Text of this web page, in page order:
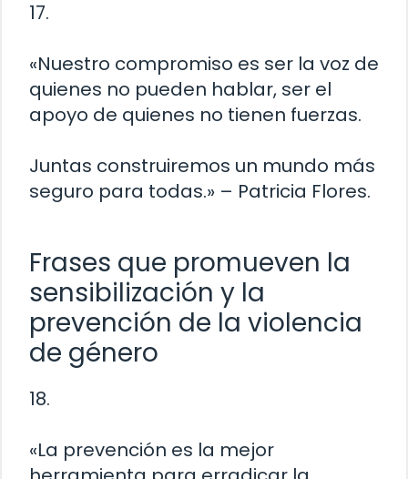
17.
«Nuestro compromiso es ser la voz de
quienes no pueden hablar, ser el
apoyo de quienes no tienen fuerzas.
Juntas construiremos un mundo más
seguro para todas.» – Patricia Flores.
Frases que promueven la
sensibilización y la
prevención de la violencia
de género
18.
«La prevención es la mejor